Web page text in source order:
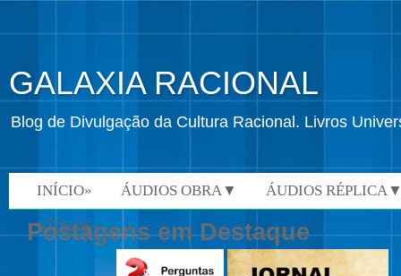
GALAXIA RACIONAL
Blog de Divulgação da Cultura Racional. Livros
INÍCIO» ÁUDIOS OBRA▼ ÁUDIOS
VÍDEOS»
Postagens em Destaque